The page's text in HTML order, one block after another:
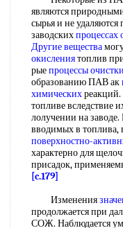
являются
сырья и не
заводскихпроцессах
Другие вещества
окислениятоплив
рыепроцессы очистки
образованию ПАВ ак
химических
топливе вследствие
лолучении на
вводимых в топлива,
поверхностно-
характерно для
присадок,
[c.179]
Изменения
продолжается при
СОЖ. Наблюдается